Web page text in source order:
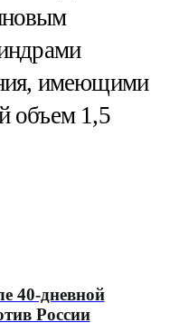
имеющими
объем 1,5
40-дневной
России